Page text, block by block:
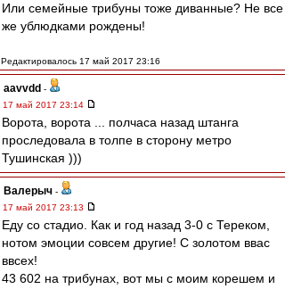
Или семейные трибуны тоже диванные? Не все
же ублюдками рождены!
Редактировалось 17 май 2017 23:16
aavvdd -
17 май 2017 23:14
Ворота, ворота ... полчаса назад штанга
проследовала в толпе в сторону метро
Тушинская )))
Валерыч -
17 май 2017 23:13
Еду со стадио. Как и год назад 3-0 с Тереком,
нотом эмоции совсем другие! С золотом ввас
ввсех!
43 602 на трибунах, вот мы с моим корешем и